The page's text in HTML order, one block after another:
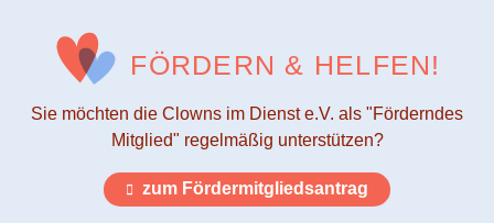
FÖRDERN & HELFEN!
Sie möchten die Clowns im Dienst e.V. als "Förderndes
Mitglied" regelmäßig unterstützen?
zum Fördermitgliedsantrag